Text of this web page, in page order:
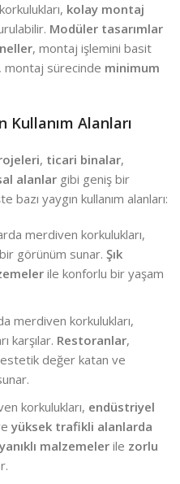
kolay montaj
Modüler tasarımlar
, montaj işlemini basit
montaj sürecinde minimum
Kullanım Alanları
, ticari binalar,
alanlar gibi geniş bir
yaygın kullanım alanları:
merdiven korkulukları,
görünüm sunar. Şık
ile konforlu bir yaşam
merdiven korkulukları,
karşılar. Restoranlar,
estetik değer katan ve
korkulukları, endüstriyel
yüksek trafikli alanlarda
malzemeler ile zorlu